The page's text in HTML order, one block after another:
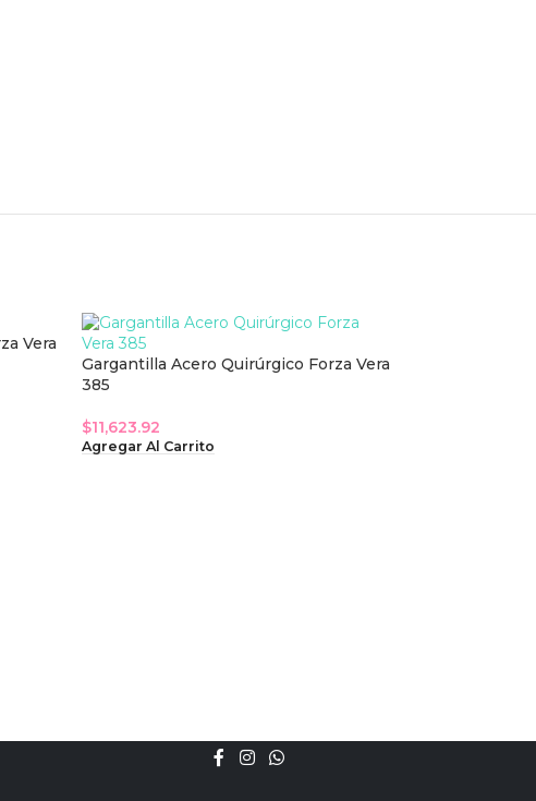
Vera
Gargantilla Acero Quirúrgico Forza Vera
385
$11,623.92
Agregar Al Carrito